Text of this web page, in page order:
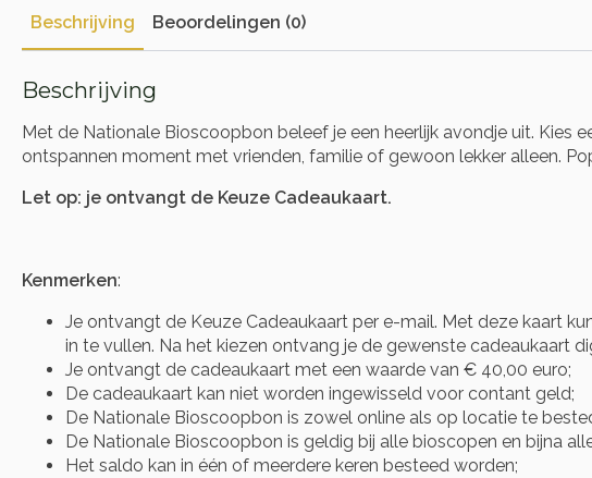
Beschrijving Beoordelingen (0)
Beschrijving
Met de Nationale Bioscoopbon beleef je een heerlijk avondje uit. Kies
ontspannen moment met vrienden, familie of gewoon lekker alleen.
Let op: je ontvangt de Keuze Cadeaukaart.
Kenmerken:
Je ontvangt de Keuze Cadeaukaart per e-mail. Met deze kaart
in te vullen. Na het kiezen ontvang je de gewenste cadeaukaart
Je ontvangt de cadeaukaart met een waarde van € 40,00 euro;
De cadeaukaart kan niet worden ingewisseld voor contant geld;
De Nationale Bioscoopbon is zowel online als op locatie te
De Nationale Bioscoopbon is geldig bij alle bioscopen en bijna
Het saldo kan in één of meerdere keren besteed worden;